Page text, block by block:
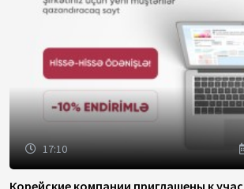
17:10
Корейские компании приглашены к